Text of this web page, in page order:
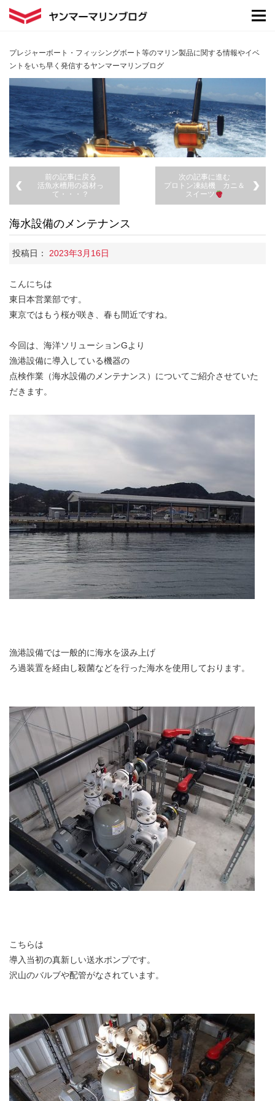
プレジャーボート・フィッシングボート等のマリン製品に関する情報やイベ
ントをいち早く発信するヤンマーマリンブログ
前の記事に戻る
活魚水槽用の器材っ
て・・・？
次の記事に進む
プロトン凍結機 カニ＆
スイーツ
海水設備のメンテナンス
投稿日： 2023年3月16日
こんにちは
東日本営業部です。
東京ではもう桜が咲き、春も間近ですね。
今回は、海洋ソリューションGより
漁港設備に導入している機器の
点検作業（海水設備のメンテナンス）についてご紹介させていた
だきます。
漁港設備では一般的に海水を汲み上げ
ろ過装置を経由し殺菌などを行った海水を使用しております。
こちらは
導入当初の真新しい送水ポンプです。
沢山のバルブや配管がなされています。